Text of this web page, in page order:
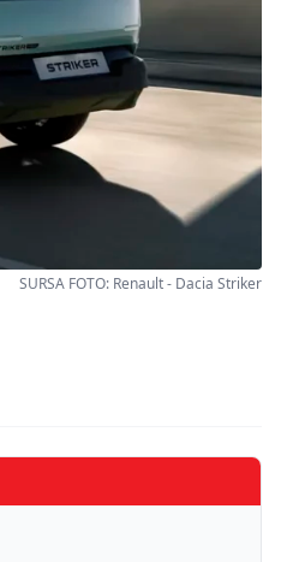
SURSA FOTO: Renault - Dacia Striker